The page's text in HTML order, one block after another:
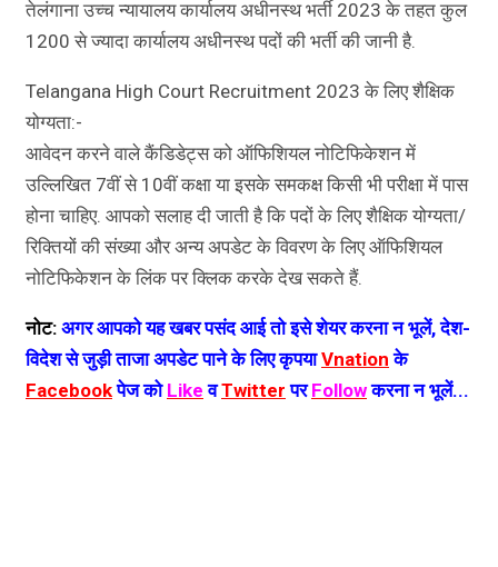
तेलंगाना उच्च न्यायालय कार्यालय अधीनस्थ भर्ती 2023 के तहत कुल
1200 से ज्यादा कार्यालय अधीनस्थ पदों की भर्ती की जानी है.
Telangana High Court Recruitment 2023 के लिए शैक्षिक
योग्यता:-
आवेदन करने वाले कैंडिडेट्स को ऑफिशियल नोटिफिकेशन में
उल्लिखित 7वीं से 10वीं कक्षा या इसके समकक्ष किसी भी परीक्षा में पास
होना चाहिए. आपको सलाह दी जाती है कि पदों के लिए शैक्षिक योग्यता/
रिक्तियों की संख्या और अन्य अपडेट के विवरण के लिए ऑफिशियल
नोटिफिकेशन के लिंक पर क्लिक करके देख सकते हैं.
नोट: अगर आपको यह खबर पसंद आई तो इसे शेयर करना न भूलें, देश-
विदेश से जुड़ी ताजा अपडेट पाने के लिए कृपयाVnation के
Facebookपेज को Like वTwitter परFollowकरना न भूलें...